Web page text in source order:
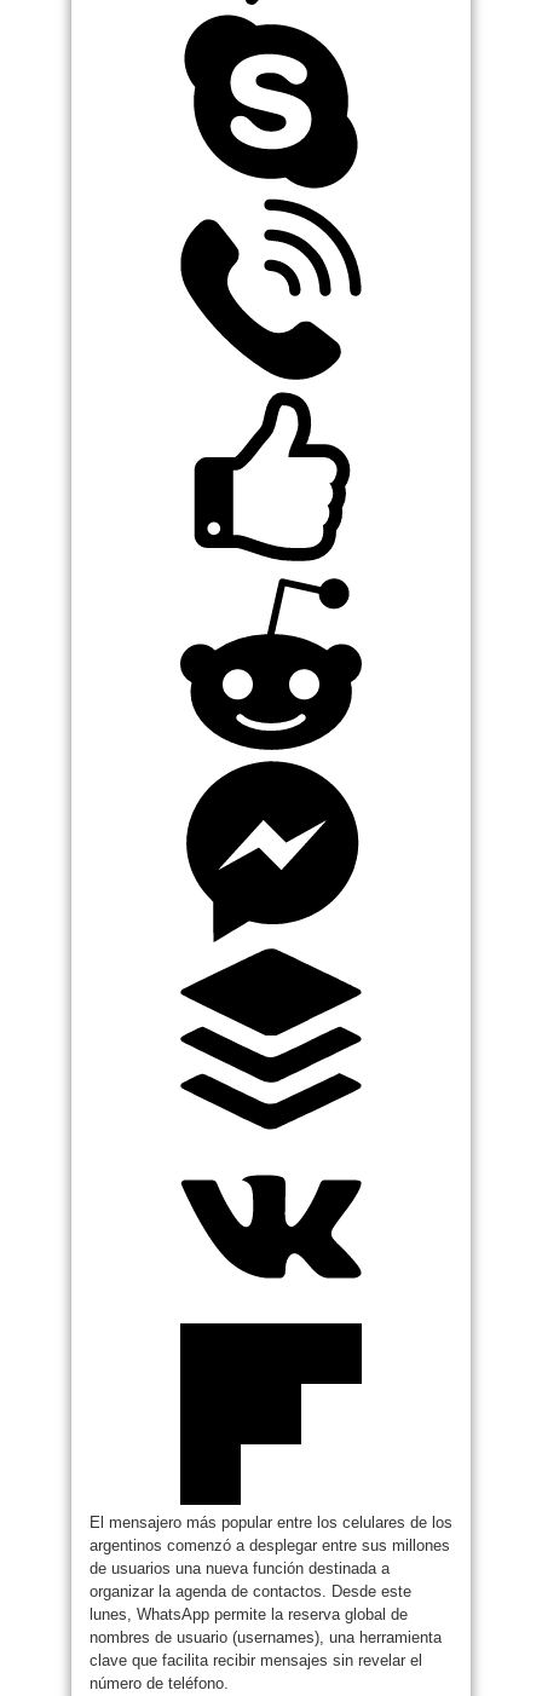
El mensajero más popular entre los celulares de los
argentinos comenzó a desplegar entre sus millones
de usuarios una nueva función destinada a
organizar la agenda de contactos. Desde este
lunes, WhatsApp permite la reserva global de
nombres de usuario (usernames), una herramienta
clave que facilita recibir mensajes sin revelar el
número de teléfono.